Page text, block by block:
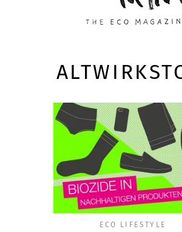
ECO LIFESTYLE